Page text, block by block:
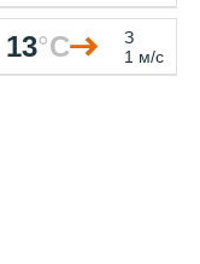
13°C
З
1 м/с